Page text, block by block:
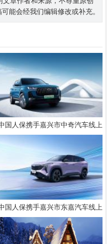
能会经我们编辑修改或补充。
国人保携手嘉兴市中奇汽车线上
团购会
国人保携手嘉兴市东嘉汽车线上
团购会